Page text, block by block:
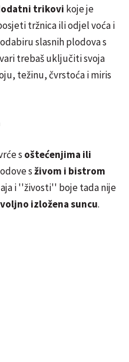
trikovi koje je
tržnica ili odjel voća i
slasnih plodova s
trebaš uključiti svoja
težinu, čvrstoća i miris
s oštećenjima ili
sživom i bistrom
i ''živosti'' boje tada nije
izložena suncu.